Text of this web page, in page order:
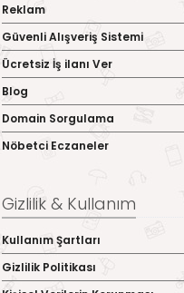
Reklam
Güvenli Alışveriş Sistemi
Ücretsiz İş ilanı Ver
Blog
Domain Sorgulama
Nöbetci Eczaneler
Gizlilik & Kullanım
Kullanım Şartları
Gizlilik Politikası